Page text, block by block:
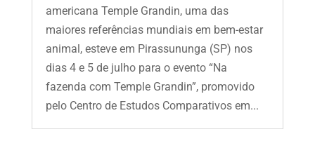
americana Temple Grandin, uma das
maiores referências mundiais em bem-estar
animal, esteve em Pirassununga (SP) nos
dias 4 e 5 de julho para o evento “Na
fazenda com Temple Grandin”, promovido
pelo Centro de Estudos Comparativos em...